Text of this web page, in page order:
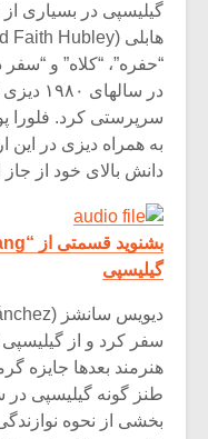
گیلیسپی در بسیاری
“حفره”، “کلاه” و
در
به همراه دیزی در
دانش بالای خود از
بشنوید قسمتی از “bang bang” را از
گیلیسپی
سفر کرد و از گیلیسپی
هنرمند بعدها جایزه
طنز گونه گیلیسپی